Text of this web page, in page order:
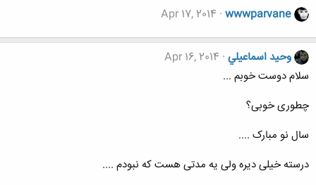
wwwparvane
Apr 17, 2014
وحيد اسماعيلي Apr 16, 2014
سلام دوست خوبم ...
چطوری خوبی؟
سال نو مبارک ....
درسته خیلی دیره ولی یه مدتی هست که نبودم ....